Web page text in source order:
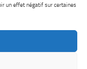
un effet négatif sur certaines